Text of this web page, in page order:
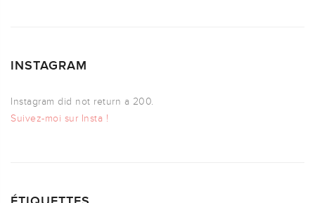
INSTAGRAM
Instagram did not return a 200.
Suivez-moi sur Insta !